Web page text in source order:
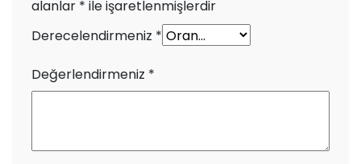
alanlar * ile işaretlenmişlerdir
Derecelendirmeniz *
Değerlendirmeniz *